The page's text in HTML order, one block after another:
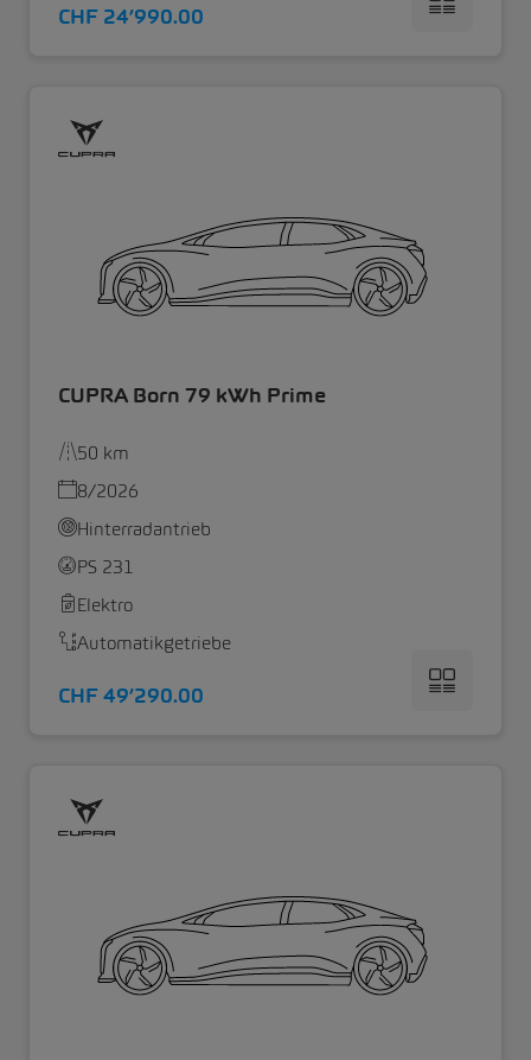
CHF 24’990.00
CUPRA Born 79 kWh Prime
50 km
8/2026
Hinterradantrieb
PS 231
Elektro
Automatikgetriebe
CHF 49’290.00